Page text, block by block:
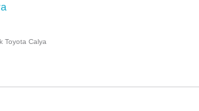
Toyota Calya